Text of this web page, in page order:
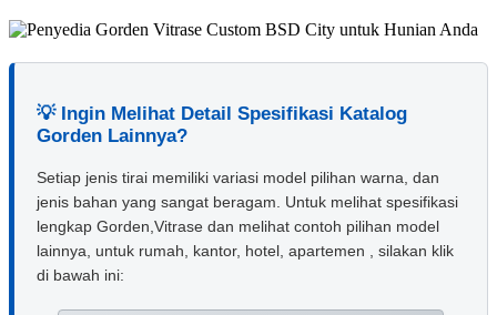
💡 Ingin Melihat Detail Spesifikasi Katalog
Gorden Lainnya?
Setiap jenis tirai memiliki variasi model pilihan warna, dan
jenis bahan yang sangat beragam. Untuk melihat spesifikasi
lengkap Gorden,Vitrase dan melihat contoh pilihan model
lainnya, untuk rumah, kantor, hotel, apartemen , silakan klik
di bawah ini: